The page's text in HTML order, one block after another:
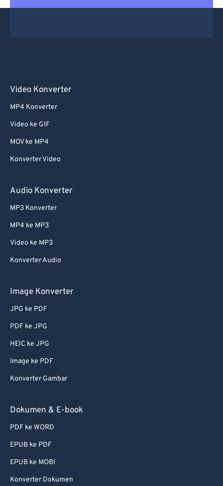
Video Konverter
MP4 Konverter
Video ke GIF
MOV ke MP4
Konverter Video
Audio Konverter
MP3 Konverter
MP4 ke MP3
Video ke MP3
Konverter Audio
Image Konverter
JPG ke PDF
PDF ke JPG
HEIC ke JPG
Image ke PDF
Konverter Gambar
Dokumen & E-book
PDF ke WORD
EPUB ke PDF
EPUB ke MOBI
Konverter Dokumen